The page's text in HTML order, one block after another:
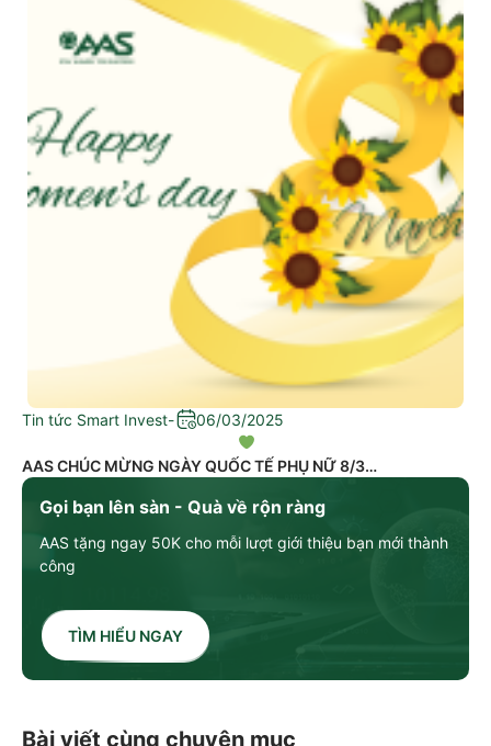
Gọi bạn lên sàn - Quà về rộn ràng
AAS tặng ngay 50K cho mỗi lượt giới thiệu bạn mới thành
công
TÌM HIỂU NGAY
Tin tức Smart Invest- 06/03/2025
AAS CHÚC MỪNG NGÀY QUỐC TẾ PHỤ NỮ 8/3
Bài viết cùng chuyên mục